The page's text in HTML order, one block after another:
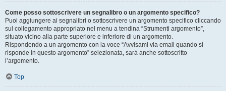
Come posso sottoscrivere un segnalibro o un argomento specifico?
Puoi aggiungere ai segnalibri o sottoscrivere un argomento specifico cliccando
sul collegamento appropriato nel menu a tendina “Strumenti argomento”,
situato vicino alla parte superiore e inferiore di un argomento.
Rispondendo a un argomento con la voce “Avvisami via email quando si
risponde in questo argomento” selezionata, sarà anche sottoscritto
l’argomento.
Top